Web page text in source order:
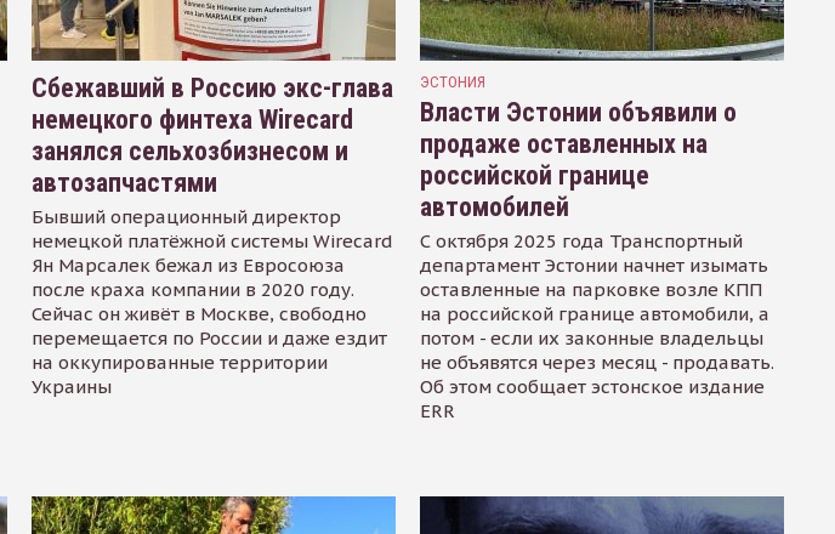
Сбежавший в Россию экс-глава
немецкого финтеха Wirecard
занялся сельхозбизнесом и
автозапчастями
Бывший операционный директор
немецкой платёжной системы Wirecard
Ян Марсалек бежал из Евросоюза
после краха компании в 2020 году.
Сейчас он живёт в Москве, свободно
перемещается по России и даже ездит
на оккупированные территории
Украины
ЭСТОНИЯ
Власти Эстонии объявили о
продаже оставленных на
российской границе
автомобилей
С октября 2025 года Транспортный
департамент Эстонии начнет изымать
оставленные на парковке возле КПП
на российской границе автомобили, а
потом - если их законные владельцы
не объявятся через месяц - продавать.
Об этом сообщает эстонское издание
ERR